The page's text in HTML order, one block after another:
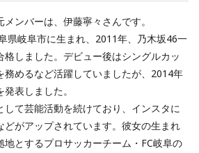
ンバーは、伊藤寧々さんです。
県岐阜市に生まれ、2011年、乃木坂46一
しました。デビュー後はシングルカッ
務めるなど活躍していましたが、2014年
表しました。
して芸能活動を続けており、インスタに
どがアップされています。彼女の生まれ
とするプロサッカーチーム・FC岐阜の